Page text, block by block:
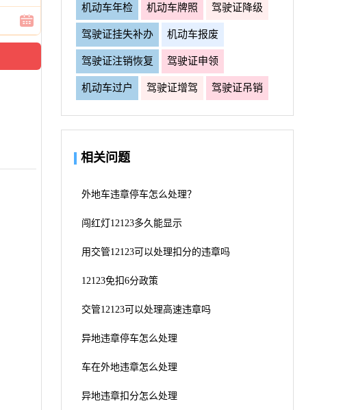
机动车年检 机动车牌照 驾驶证降级
驾驶证挂失补办 机动车报废
驾驶证注销恢复 驾驶证申领
机动车过户 驾驶证增驾 驾驶证吊销
相关问题
外地车违章停车怎么处理？
闯红灯12123多久能显示
用交管12123可以处理扣分的违章吗
12123免扣6分政策
交管12123可以处理高速违章吗
异地违章停车怎么处理
车在外地违章怎么处理
异地违章扣分怎么处理